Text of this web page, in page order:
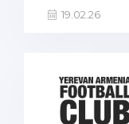
19.02.26